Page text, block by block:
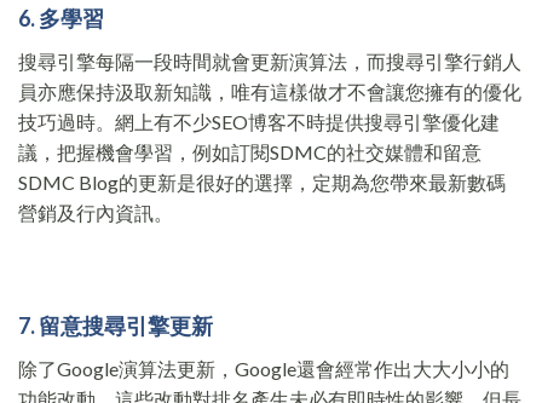
6. 多學習
搜尋引擎每隔一段時間就會更新演算法，而搜尋引擎行銷人
員亦應保持汲取新知識，唯有這樣做才不會讓您擁有的優化
技巧過時。網上有不少SEO博客不時提供搜尋引擎優化建
議，把握機會學習，例如訂閱SDMC的社交媒體和留意
SDMC Blog的更新是很好的選擇，定期為您帶來最新數碼
營銷及行內資訊。
7. 留意搜尋引擎更新
除了Google演算法更新，Google還會經常作出大大小小的